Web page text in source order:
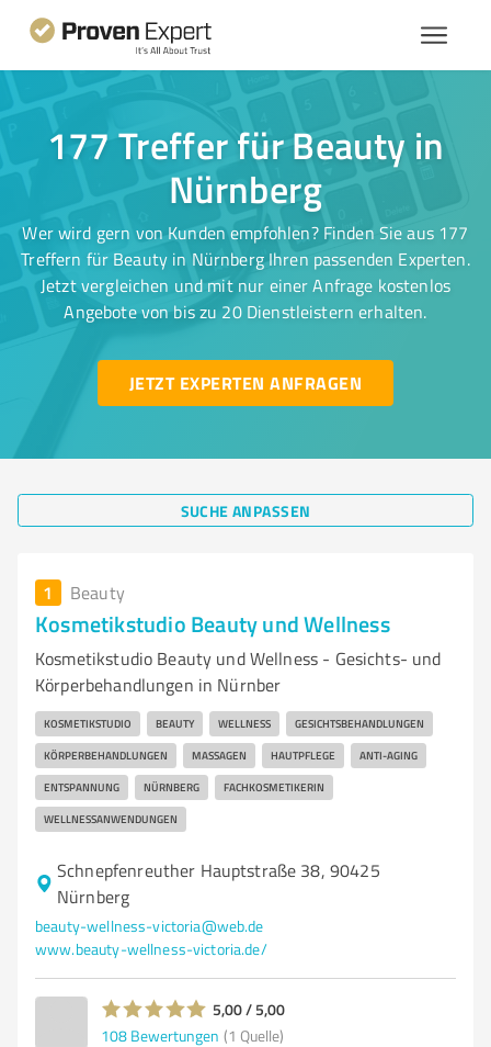
177 Treffer für Beauty in
Nürnberg
Wer wird gern von Kunden empfohlen? Finden Sie aus 177
Treffern für Beauty in Nürnberg Ihren passenden Experten.
Jetzt vergleichen und mit nur einer Anfrage kostenlos
Angebote von bis zu 20 Dienstleistern erhalten.
JETZT EXPERTEN ANFRAGEN
SUCHE ANPASSEN
1 Beauty
Kosmetikstudio Beauty und Wellness
Kosmetikstudio Beauty und Wellness - Gesichts- und
Körperbehandlungen in Nürnber
KOSMETIKSTUDIO BEAUTY WELLNESS GESICHTSBEHANDLUNGEN
KÖRPERBEHANDLUNGEN MASSAGEN HAUTPFLEGE ANTI-AGING
ENTSPANNUNG NÜRNBERG FACHKOSMETIKERIN
WELLNESSANWENDUNGEN
Schnepfenreuther Hauptstraße 38, 90425
Nürnberg
beauty-wellness-victoria@web.de
www.beauty-wellness-victoria.de/
5,00 / 5,00
108 Bewertungen (1 Quelle)